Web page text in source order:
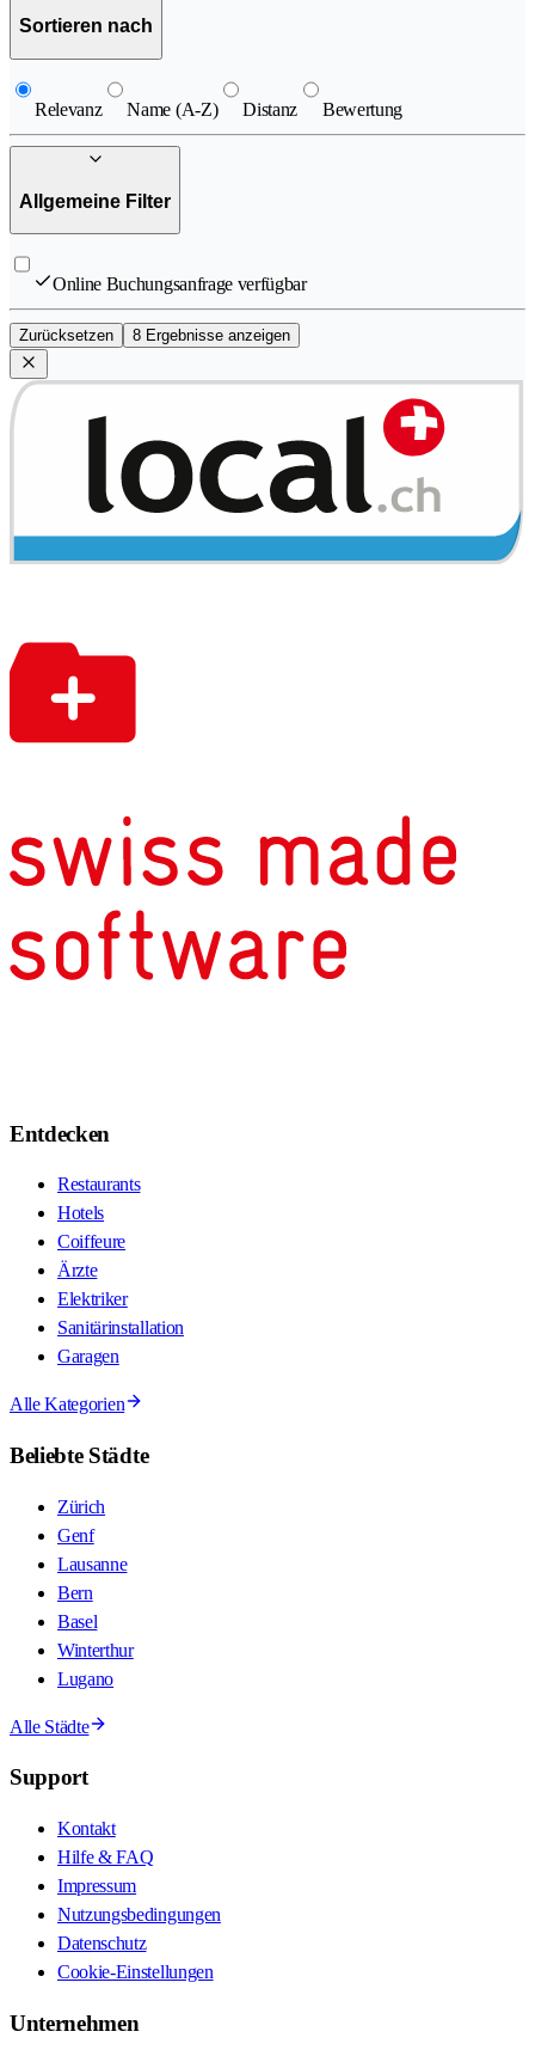
Sortieren nach
Relevanz Name (A-Z) Distanz Bewertung
Allgemeine Filter
Online Buchungsanfrage verfügbar
Zurücksetzen 8 Ergebnisse anzeigen
Entdecken
Restaurants
Hotels
Coiffeure
Ärzte
Elektriker
Sanitärinstallation
Garagen
Alle Kategorien
Beliebte Städte
Zürich
Genf
Lausanne
Bern
Basel
Winterthur
Lugano
Alle Städte
Support
Kontakt
Hilfe & FAQ
Impressum
Nutzungsbedingungen
Datenschutz
Cookie-Einstellungen
Unternehmen